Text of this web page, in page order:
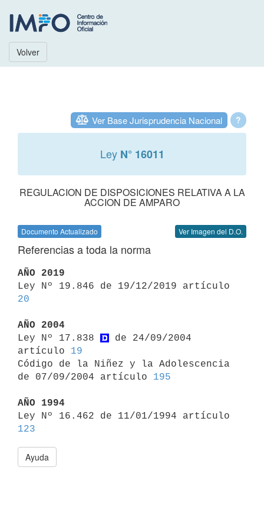
Volver
?
Ver Base Jurisprudencia Nacional
Ley N° 16011
REGULACION DE DISPOSICIONES RELATIVA A LA
ACCION DE AMPARO
Documento Actualizado Ver Imagen del D.O.
Referencias a toda la norma
AÑO 2019
20
AÑO 2004
Ley Nº 17.838
de 24/09/2004
artículo 19
Código de la Niñez y la Adolescencia
de 07/09/2004 artículo 195
AÑO 1994
123
Ayuda